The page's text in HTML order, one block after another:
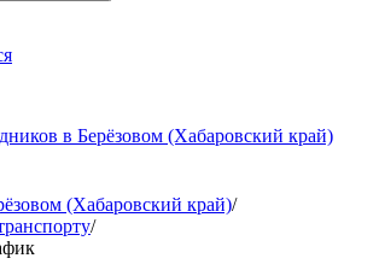
в Берёзовом (Хабаровский край)
(Хабаровский край)/
/